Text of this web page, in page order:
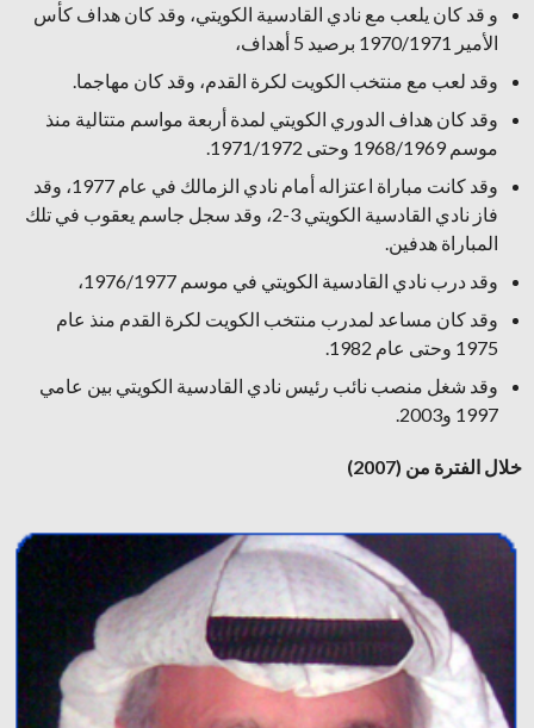
و قد كان يلعب مع نادي القادسية الكويتي، وقد كان هداف كأس
الأمير 1970/1971 برصيد 5 أهداف،
وقد لعب مع منتخب الكويت لكرة القدم، وقد كان مهاجما.
وقد كان هداف الدوري الكويتي لمدة أربعة مواسم متتالية منذ
موسم 1968/1969 وحتى 1971/1972.
وقد كانت مباراة اعتزاله أمام نادي الزمالك في عام 1977، وقد
فاز نادي القادسية الكويتي 3-2، وقد سجل جاسم يعقوب في تلك
المباراة هدفين.
وقد درب نادي القادسية الكويتي في موسم 1976/1977،
وقد كان مساعد لمدرب منتخب الكويت لكرة القدم منذ عام
1975 وحتى عام 1982.
وقد شغل منصب نائب رئيس نادي القادسية الكويتي بين عامي
1997 و2003.
خلال الفترة من (2007)